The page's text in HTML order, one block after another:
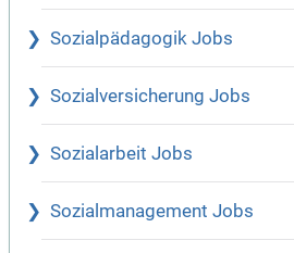
Sozialpädagogik Jobs
Sozialversicherung Jobs
Sozialarbeit Jobs
Sozialmanagement Jobs